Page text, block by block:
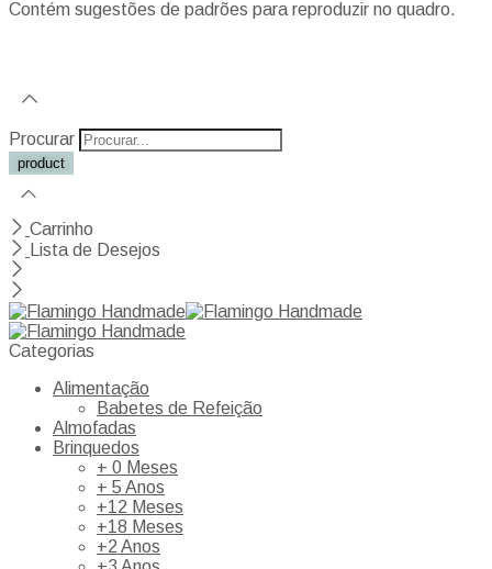
Contém sugestões de padrões para reproduzir no quadro.
Procurar
Carrinho
Lista de Desejos
Categorias
Alimentação
Babetes de Refeição
Almofadas
Brinquedos
+ 0 Meses
+ 5 Anos
+12 Meses
+18 Meses
+2 Anos